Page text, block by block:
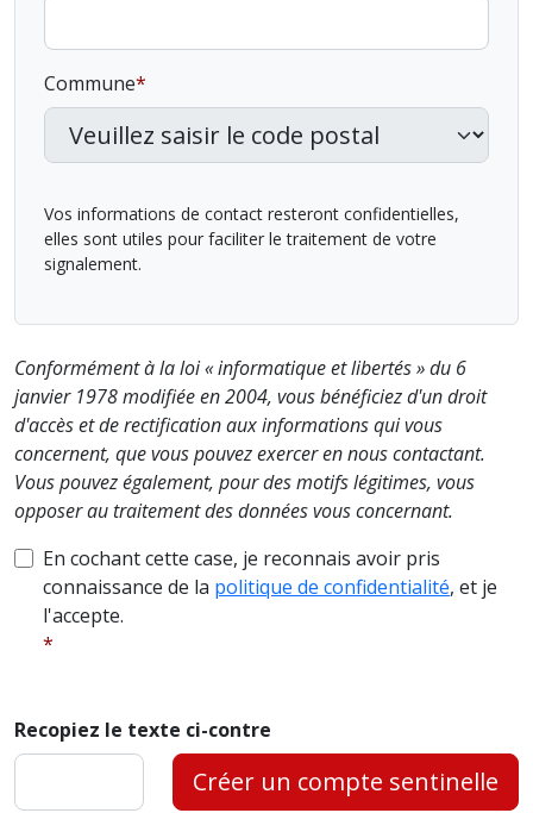
Commune
Vos informations de contact resteront confidentielles,
elles sont utiles pour faciliter le traitement de votre
signalement.
Conformément à la loi « informatique et libertés » du 6
janvier 1978 modifiée en 2004, vous bénéficiez d'un droit
d'accès et de rectification aux informations qui vous
concernent, que vous pouvez exercer en nous contactant.
Vous pouvez également, pour des motifs légitimes, vous
opposer au traitement des données vous concernant.
En cochant cette case, je reconnais avoir pris
connaissance de la politique de confidentialité, et je
l'accepte.
Recopiez le texte ci-contre
Créer un compte sentinelle